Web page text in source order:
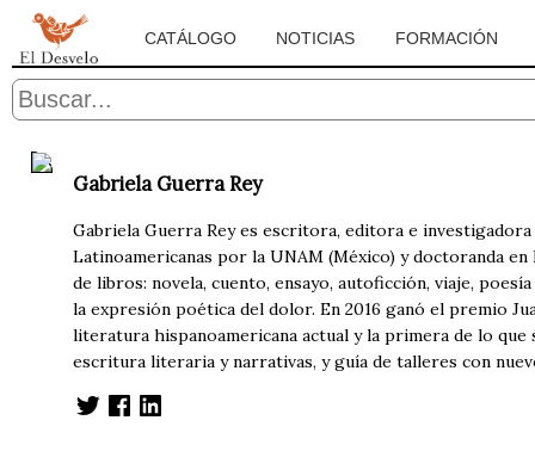
CATÁLOGO NOTICIAS FORMACIÓN
Gabriela Guerra Rey
Gabriela Guerra Rey es escritora, editora e
Latinoamericanas por la UNAM (México) y doctoranda en
de libros: novela, cuento, ensayo, autoficción, viaje,
la expresión poética del dolor. En 2016 ganó el premio
literatura hispanoamericana actual y la primera de lo
escritura literaria y narrativas, y guía de talleres con